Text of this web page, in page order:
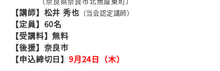
【講師】松井 秀也 （当会認定講師）
【定員】60名
【受講料】無料
【後援】奈良市
【申込締切日】9月24日（木）